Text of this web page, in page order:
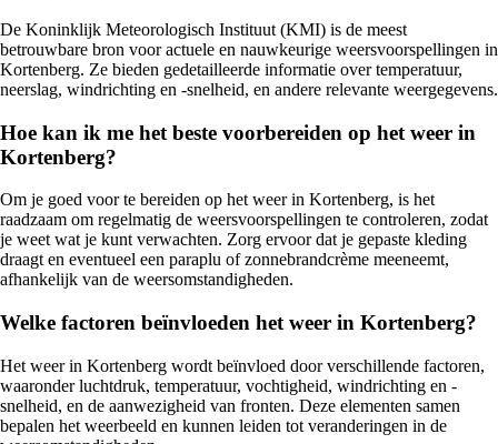
De Koninklijk Meteorologisch Instituut (KMI) is de meest
betrouwbare bron voor actuele en nauwkeurige weersvoorspellingen in
Kortenberg. Ze bieden gedetailleerde informatie over temperatuur,
neerslag, windrichting en -snelheid, en andere relevante weergegevens.
Hoe kan ik me het beste voorbereiden op het weer in
Kortenberg?
Om je goed voor te bereiden op het weer in Kortenberg, is het
raadzaam om regelmatig de weersvoorspellingen te controleren, zodat
je weet wat je kunt verwachten. Zorg ervoor dat je gepaste kleding
draagt en eventueel een paraplu of zonnebrandcrème meeneemt,
afhankelijk van de weersomstandigheden.
Welke factoren beïnvloeden het weer in Kortenberg?
Het weer in Kortenberg wordt beïnvloed door verschillende factoren,
waaronder luchtdruk, temperatuur, vochtigheid, windrichting en -
snelheid, en de aanwezigheid van fronten. Deze elementen samen
bepalen het weerbeeld en kunnen leiden tot veranderingen in de